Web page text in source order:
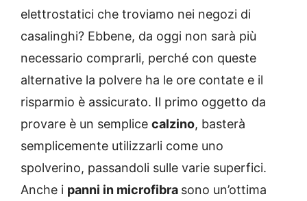
elettrostatici che troviamo nei negozi di
casalinghi? Ebbene, da oggi non sarà più
necessario comprarli, perché con queste
alternative la polvere ha le ore contate e il
risparmio è assicurato. Il primo oggetto da
provare è un semplice calzino, basterà
semplicemente utilizzarli come uno
spolverino, passandoli sulle varie superfici.
Anche i panni in microfibra sono un’ottima